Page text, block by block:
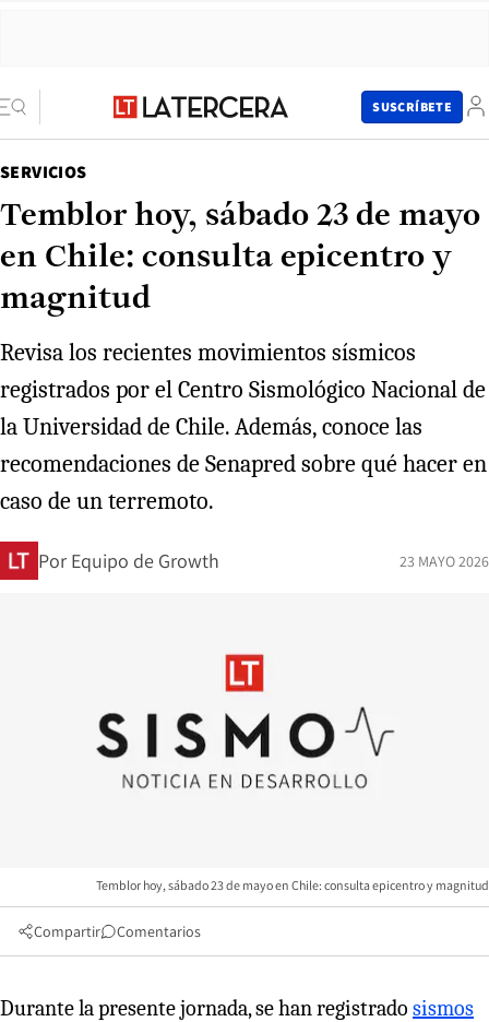
SUSCRÍBETE
SERVICIOS
Temblor hoy, sábado 23 de mayo
en Chile: consulta epicentro y
magnitud
Revisa los recientes movimientos sísmicos
registrados por el Centro Sismológico Nacional de
la Universidad de Chile. Además, conoce las
recomendaciones de Senapred sobre qué hacer en
caso de un terremoto.
Por Equipo de Growth 23 MAYO 2026
Temblor hoy, sábado 23 de mayo en Chile: consulta epicentro y magnitud
Compartir Comentarios
Durante la presente jornada, se han registrado sismos